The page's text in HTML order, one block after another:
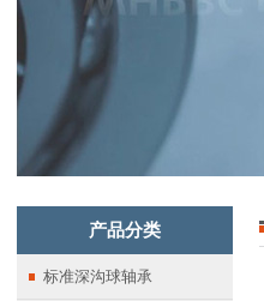
产品分类
标准深沟球轴承